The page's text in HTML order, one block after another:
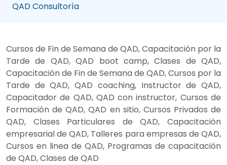
QAD Consultoría
Cursos de Fin de Semana de QAD, Capacitación por la
Tarde de QAD, QAD boot camp, Clases de QAD,
Capacitación de Fin de Semana de QAD, Cursos por la
Tarde de QAD, QAD coaching, Instructor de QAD,
Capacitador de QAD, QAD con instructor, Cursos de
Formación de QAD, QAD en sitio, Cursos Privados de
QAD, Clases Particulares de QAD, Capacitación
empresarial de QAD, Talleres para empresas de QAD,
Cursos en linea de QAD, Programas de capacitación
de QAD, Clases de QAD